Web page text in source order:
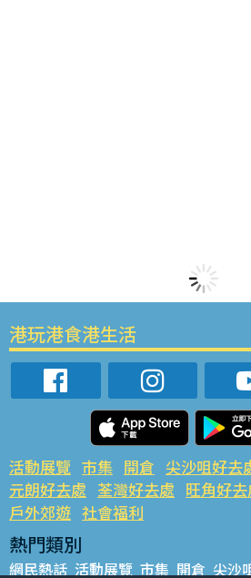
港玩港食港生活
活動展覽 市集 開倉 尖沙咀好去
元朗好去處 荃灣好去處 旺角好去
戶外郊遊 社會福利
熱門類別
網民熱話 活動展覽 市集 開倉 尖沙